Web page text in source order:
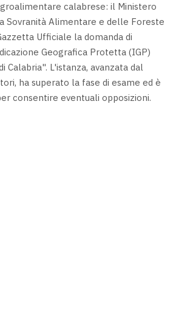
calabrese: il Ministero
Sovranità Alimentare e delle Foreste
Ufficiale la domanda di
Geografica Protetta (IGP)
Calabria". L'istanza, avanzata dal
ha superato la fase di esame ed è
consentire eventuali opposizioni.